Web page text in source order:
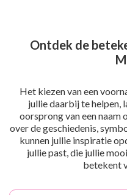
Ontdek de
Het kiezen van een
jullie daarbij te helpen,
oorsprong van een naam
over de geschiedenis,
kunnen jullie inspiratie
jullie past, die jullie
betekent